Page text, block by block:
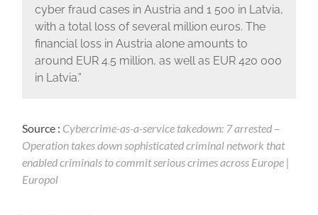
cyber fraud cases in Austria and 1 500 in Latvia,
with a total loss of several million euros. The
financial loss in Austria alone amounts to
around EUR 4.5 million, as well as EUR 420 000
in Latvia.”
Source : Cybercrime-as-a-service takedown: 7 arrested –
Operation takes down sophisticated criminal network that
enabled criminals to commit serious crimes across Europe |
Europol